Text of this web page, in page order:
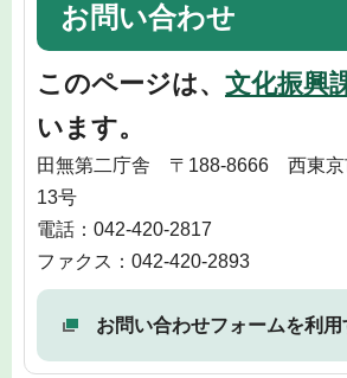
お問い合わせ
このページは、 文化振興
います。
田無第二庁舎 〒188-8666 西東京
13号
電話：042-420-2817
ファクス：042-420-2893
お問い合わせフォームを利用